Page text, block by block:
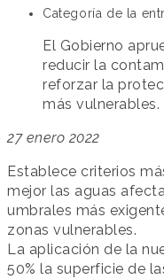
Categoría de la
El Gobierno
reducir la
reforzar la
más vulnerables.
27 enero 2022
Establece criterios
mejor las aguas
umbrales más
zonas vulnerables.
La aplicación de la
50% la superficie de